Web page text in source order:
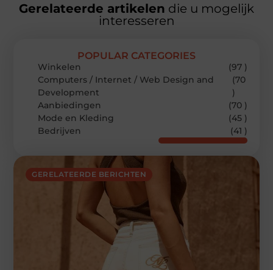
Gerelateerde artikelen die u mogelijk
interesseren
GERELATEERDE BERICHTEN
POPULAR CATEGORIES
Winkelen
(97 )
Computers / Internet / Web Design and
Development
(70
)
Aanbiedingen
(70 )
Mode en Kleding
(45 )
Bedrijven
(41 )